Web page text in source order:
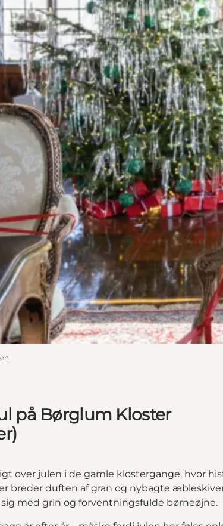
på Børglum Kloster
over julen i de gamle klostergange, hvor
breder duften af gran og nybagte
med grin og forventningsfulde børneøjne.